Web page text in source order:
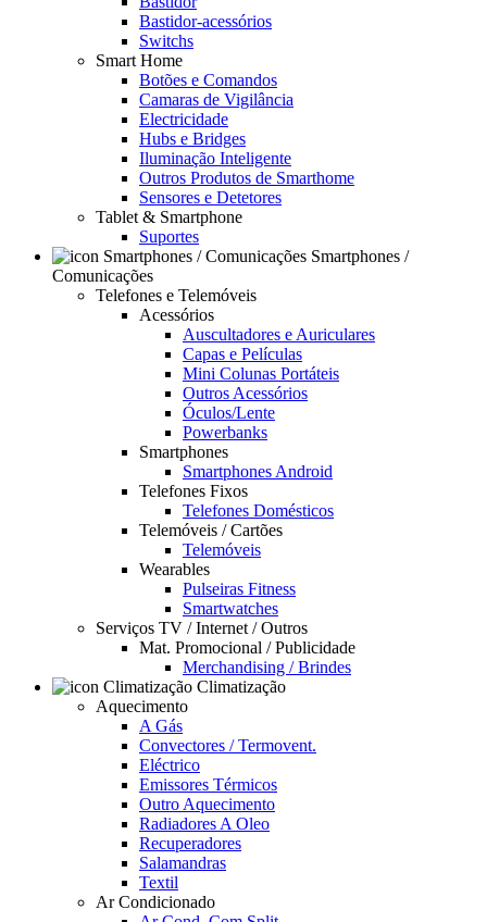
Bastidor-acessórios
Switchs
Smart Home
Botões e Comandos
Camaras de Vigilância
Electricidade
Hubs e Bridges
Iluminação Inteligente
Outros Produtos de Smarthome
Sensores e Detetores
Tablet & Smartphone
Suportes
Smartphones /
Comunicações
Telefones e Telemóveis
Acessórios
Auscultadores e Auriculares
Capas e Películas
Mini Colunas Portáteis
Outros Acessórios
Óculos/Lente
Powerbanks
Smartphones
Smartphones Android
Telefones Fixos
Telefones Domésticos
Telemóveis / Cartões
Telemóveis
Wearables
Pulseiras Fitness
Smartwatches
Serviços TV / Internet / Outros
Mat. Promocional / Publicidade
Merchandising / Brindes
Climatização
Aquecimento
A Gás
Convectores / Termovent.
Eléctrico
Emissores Térmicos
Outro Aquecimento
Radiadores A Oleo
Recuperadores
Salamandras
Textil
Ar Condicionado